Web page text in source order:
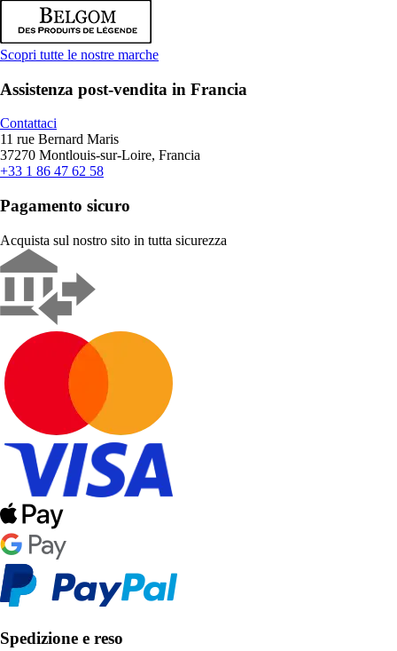
Scopri tutte le nostre marche
Assistenza post-vendita in Francia
Contattaci
11 rue Bernard Maris
37270 Montlouis-sur-Loire, Francia
+33 1 86 47 62 58
Pagamento sicuro
Acquista sul nostro sito in tutta sicurezza
Spedizione e reso